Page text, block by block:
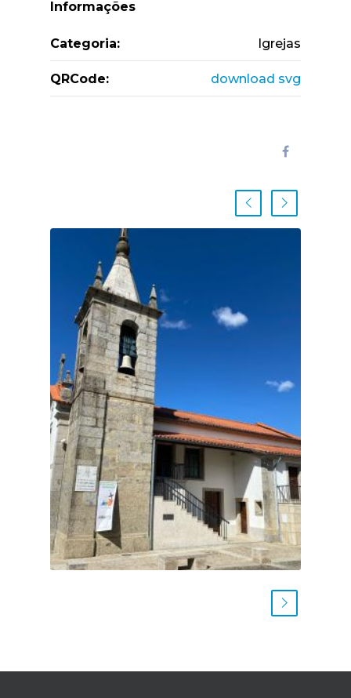
Informações
Categoria: Igrejas
QRCode: download svg